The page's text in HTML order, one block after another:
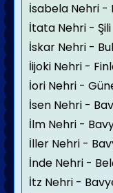
İsabela Nehri -
İtata Nehri - Şili
İskar Nehri -
İijoki Nehri -
İori Nehri -
İsen Nehri -
İlm Nehri -
İller Nehri -
İnde Nehri -
İtz Nehri -